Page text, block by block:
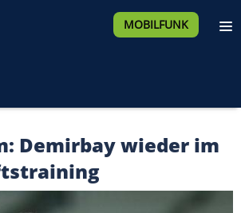
MOBILFUNK
Demirbay wieder im